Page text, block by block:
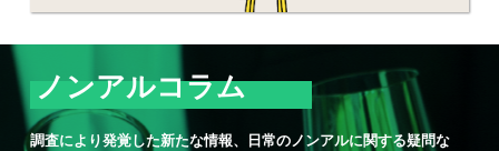
ノンアルコラム
調査により発覚した新たな情報、日常のノンアルに関する疑問な